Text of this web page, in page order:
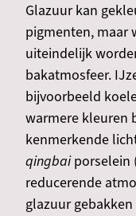
Glazuur kan
pigmenten, maar
uiteindelijk
bakatmosfeer.
bijvoorbeeld
warmere kleuren
kenmerkende
qingbaiporselein
reducerende
glazuur